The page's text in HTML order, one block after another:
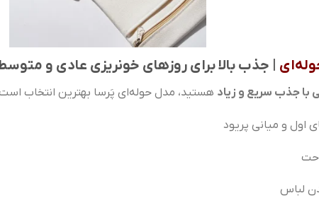
| جذب بالا برای روزهای خونریزی عادی و
با جذب سریع و زیاد هستید، مدل حوله‌ای پَرسا بهترین انتخاب
اول و میانی پریود
لباس